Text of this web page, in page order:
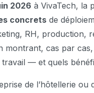
2026 à VivaTech, la
concrets de
RH, production,
montrant, cas par
travail — et quels
de l’hôtellerie ou